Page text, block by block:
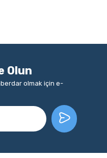
Olun
olmak için e-